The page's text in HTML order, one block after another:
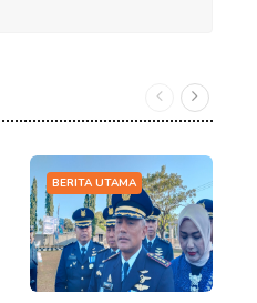
BERITA UTAMA